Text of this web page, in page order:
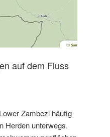
auf dem Fluss
Zambezi häufig
Herden unterwegs.